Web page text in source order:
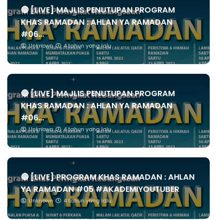
🔴 [LIVE] MAJLIS PENUTUPAN PROGRAM
KHAS RAMADAN : AHLAN YA RAMADAN
#06...
Unknown 4 tahun yang lalu
🔴 [LIVE] MAJLIS PENUTUPAN PROGRAM
KHAS RAMADAN : AHLAN YA RAMADAN
#06...
Unknown 4 tahun yang lalu
🔴 [LIVE] PROGRAM KHAS RAMADAN : AHLAN
YA RAMADAN #05 #AKADEMIYOUTUBER
Unknown 4 tahun yang lalu